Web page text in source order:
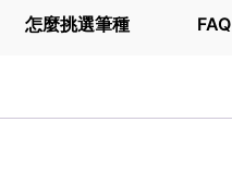
怎麼挑選筆種 FAQ